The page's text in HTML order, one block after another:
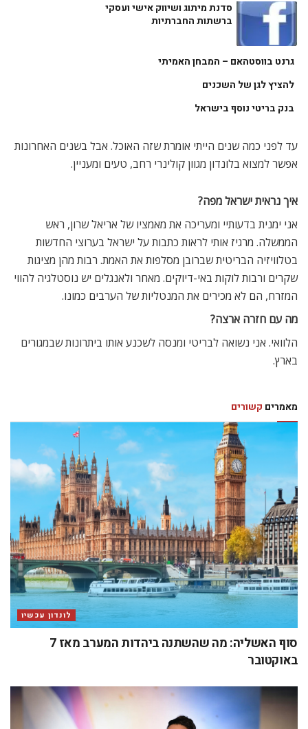
סדנת מיתוג ושיווק אישי ועסקי
ברשתות החברתיות
גרנט בווסטהאם – המבחן האמיתי
להציץ לגן של השכנים
בנק בריטי נוסף בישראל
עד לפני כמה שנים הייתי אומרת שזה האוכל. אבל בשנים האחרונות
אפשר למצוא בלונדון מגוון קולינרי רחב, טעים ומעניין.
איך נראית ישראל מפה?
אני ימנית בדעותיי ומעריכה את מאמציו של אריאל שרון, ראש
הממשלה. מרגיז אותי לראות כתבות על ישראל בערוצי החדשות
בטלוויזיה הבריטית שברובן מסלפות את האמת. רבות מהן מציגות
שקרים ורבות לוקות באי-דיוקים. מאחר ולאנגלים יש נוסטלגיה להווי
המזרח, הם לא מכירים את המנטליות של הערבים כמונו.
מה עם חזרה ארצה?
הלוואי. אני נשואה לבריטי ומנסה לשכנע אותו ביתרונות שבמגורים
בארץ.
מאמרים קשורים
לונדון עכשיו
סוף האשליה: מה שהשתנה ביהדות המערב מאז 7
באוקטובר